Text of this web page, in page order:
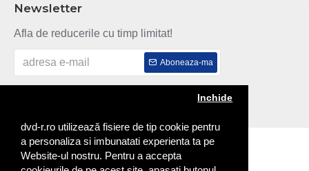
dvd-r.ro utilizează fisiere de tip cookie pentru
a personaliza si imbunatati experienta ta pe
Website-ul nostru. Pentru a accepta
Inchide
Newsletter
Afla de reducerile cu timp limitat!
Aboneaza-ma
Copyright © 2014